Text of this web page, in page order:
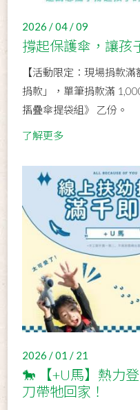
2026 / 04 / 09
撐起保護傘，讓孩
【活動限定：現場捐款
捐款」，單筆捐款滿
摺疊傘提袋組》 乙份。
了解更多
2026 / 01 / 21
🐎 【+U馬】熱力
刀帶牠回家！